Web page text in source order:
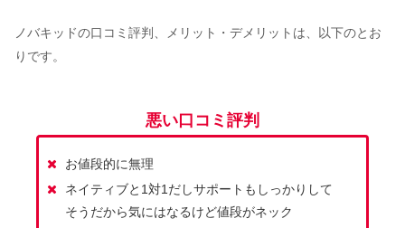
ノバキッドの口コミ評判、メリット・デメリットは、以下のとお
りです。
悪い口コミ評判
お値段的に無理
ネイティブと1対1だしサポートもしっかりして
そうだから気にはなるけど値段がネック